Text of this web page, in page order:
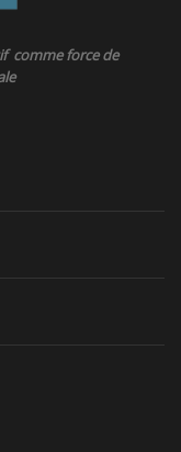
comme force de